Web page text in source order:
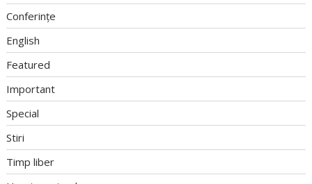
Conferințe
English
Featured
Important
Special
Stiri
Timp liber